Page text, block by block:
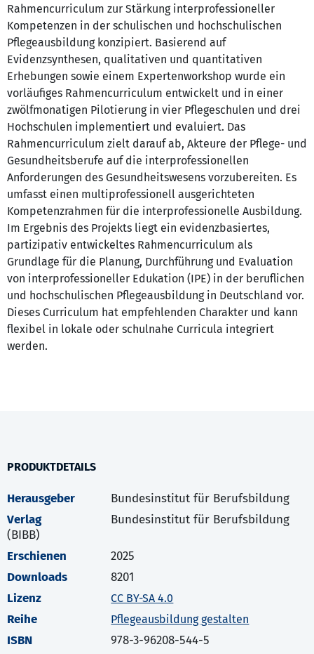
Rahmencurriculum zur Stärkung interprofessioneller
Kompetenzen in der schulischen und hochschulischen
Pflegeausbildung konzipiert. Basierend auf
Evidenzsynthesen, qualitativen und quantitativen
Erhebungen sowie einem Expertenworkshop wurde ein
vorläufiges Rahmencurriculum entwickelt und in einer
zwölfmonatigen Pilotierung in vier Pflegeschulen und drei
Hochschulen implementiert und evaluiert. Das
Rahmencurriculum zielt darauf ab, Akteure der Pflege- und
Gesundheitsberufe auf die interprofessionellen
Anforderungen des Gesundheitswesens vorzubereiten. Es
umfasst einen multiprofessionell ausgerichteten
Kompetenzrahmen für die interprofessionelle Ausbildung.
Im Ergebnis des Projekts liegt ein evidenzbasiertes,
partizipativ entwickeltes Rahmencurriculum als
Grundlage für die Planung, Durchführung und Evaluation
von interprofessioneller Edukation (IPE) in der beruflichen
und hochschulischen Pflegeausbildung in Deutschland vor.
Dieses Curriculum hat empfehlenden Charakter und kann
flexibel in lokale oder schulnahe Curricula integriert
werden.
PRODUKTDETAILS
Herausgeber
Bundesinstitut für Berufsbildung
Verlag
Bundesinstitut für Berufsbildung
(BIBB)
Erschienen
2025
Downloads
8201
Lizenz
CC BY-SA 4.0
Reihe Pflegeausbildung gestalten
ISBN 978-3-96208-544-5